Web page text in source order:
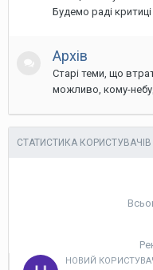
Будемо раді
Архів
Старі теми, що
можливо, кому-
СТАТИСТИКА КОРИСТУВАЧІВ
НОВИЙ